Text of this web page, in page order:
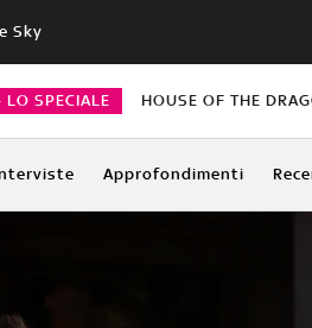
Sky
SPECIALE HOUSE OF THE
Approfondimenti